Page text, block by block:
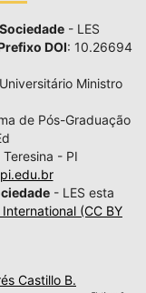
- LES
DOI: 10.26694
Ministro
de Pós-Graduação
- PI
- LES esta
(CC BY
Castillo B.